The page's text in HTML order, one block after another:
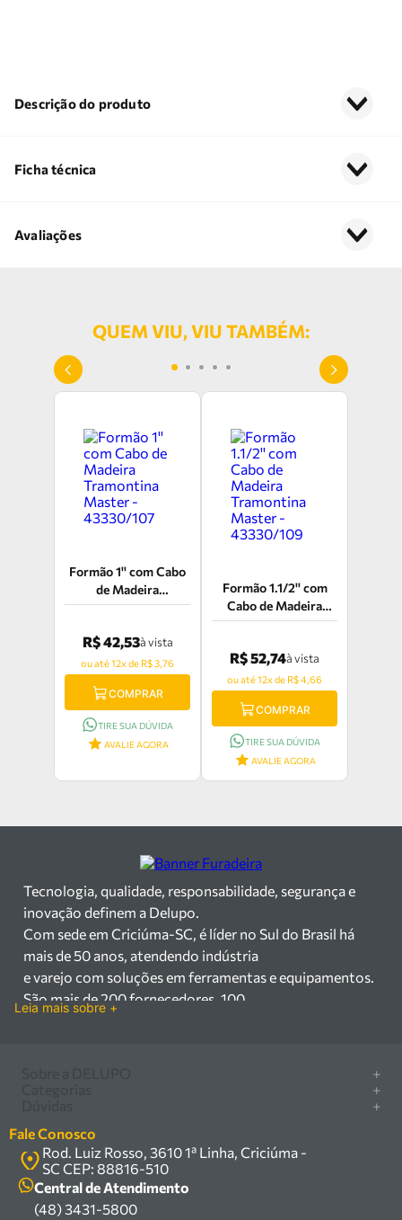
Descrição do produto
Ficha técnica
Avaliações
QUEM VIU, VIU TAMBÉM:
Formão 1'' com Cabo
de Madeira
Tramontina Master -
R$ 42,53à vista
ou até 12x de R$ 3,76
COMPRAR
TIRE SUA DÚVIDA
AVALIE AGORA
Formão 1.1/2'' com
Cabo de Madeira
Tramontina Master -
R$ 52,74à vista
ou até 12x de R$ 4,66
COMPRAR
TIRE SUA DÚVIDA
AVALIE AGORA
Tecnologia, qualidade, responsabilidade, segurança e
inovação definem a Delupo.
Com sede em Criciúma-SC, é líder no Sul do Brasil há
mais de 50 anos, atendendo indústria
e varejo com soluções em ferramentas e equipamentos.
São mais de 200 fornecedores, 100
equipamentos industriais no Sul do Brasil. Com sede em
Criciúma – SC, atendemos os
setores industrial e varejista com um amplo portfólio de
produtos à pronta entrega.
Trabalhamos com mais de 200 fornecedores parceiros e
um estoque com mais de
Leia mais sobre +
+
Marcas
Política de privacidade
Política de entrega
Termos e condições
+
Serra circular
Compressor
Caixa Organizadora
Carrinho Armazém
+
Como comprar
Central de ajuda
Troca, devolução e garantia
Fale Conosco
Rod. Luiz Rosso, 3610 1ª Linha, Criciúma -
SC CEP: 88816-510
Central de Atendimento
(48) 3431-5800